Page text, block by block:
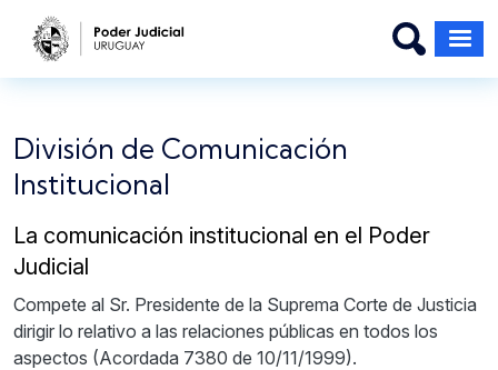
Pasar al contenido principal
División de Comunicación
Institucional
La comunicación institucional en el Poder
Judicial
Compete al Sr. Presidente de la Suprema Corte de Justicia
dirigir lo relativo a las relaciones públicas en todos los
aspectos (Acordada 7380 de 10/11/1999).